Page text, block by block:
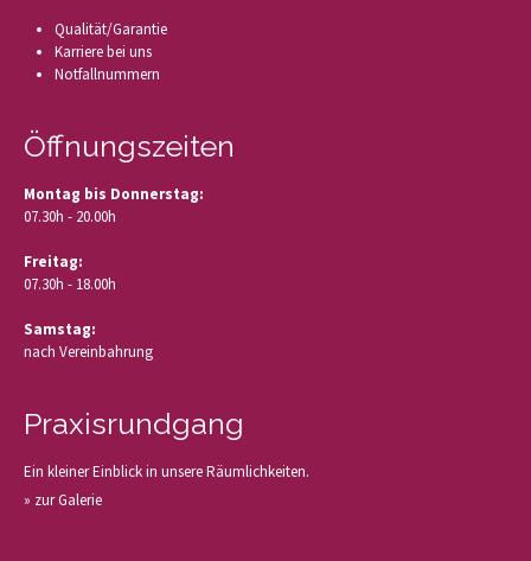
Qualität/Garantie
Karriere bei uns
Notfallnummern
Öffnungszeiten
Montag bis Donnerstag:
07.30h - 20.00h
Freitag:
07.30h - 18.00h
Samstag:
nach Vereinbahrung
Praxisrundgang
Ein kleiner Einblick in unsere Räumlichkeiten.
» zur Galerie